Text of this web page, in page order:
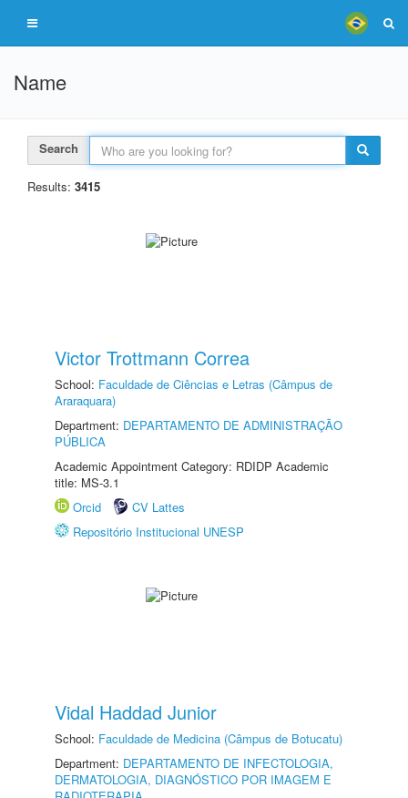
Name
Search
Results: 3415
Victor Trottmann Correa
School: Faculdade de Ciências e Letras (Câmpus de
Araraquara)
Department: DEPARTAMENTO DE ADMINISTRAÇÃO
PÚBLICA
Academic Appointment Category: RDIDP Academic
title: MS-3.1
Orcid
CV Lattes
Repositório Institucional UNESP
Vidal Haddad Junior
School: Faculdade de Medicina (Câmpus de Botucatu)
Department: DEPARTAMENTO DE INFECTOLOGIA,
DERMATOLOGIA, DIAGNÓSTICO POR IMAGEM E